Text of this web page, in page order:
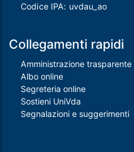
Codice IPA: uvdau_ao
Collegamenti rapidi
Amministrazione trasparente
Albo online
Segreteria online
Sostieni UniVda
Segnalazioni e suggerimenti